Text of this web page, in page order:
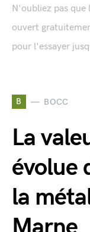
N'oubliez pas que
ouvert
pour l'essayer
B BOCC
La
évolue
la